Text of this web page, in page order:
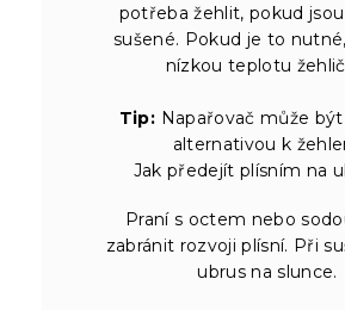
potřeba žehlit, pokud
sušené. Pokud je to
nízkou teplotu
Tip: Napařovač může
alternativou k
Jak předejít plísním na
Praní s octem nebo
zabránit rozvoji plísní. Při
ubrus na slunce.